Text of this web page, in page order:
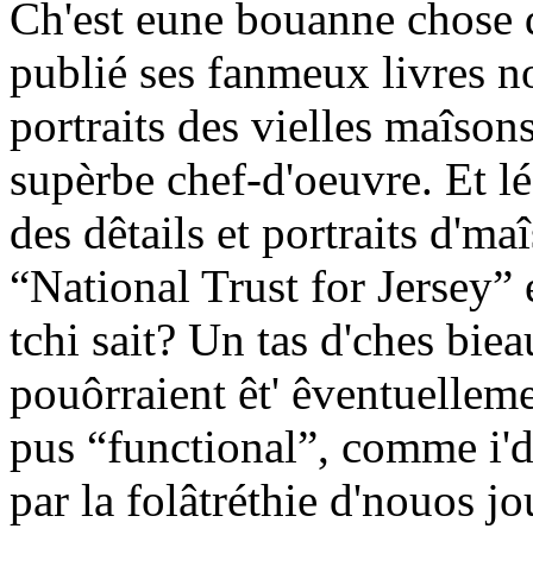
Ch'est eune bouanne
publié ses fanmeux livres
portraits des vielles
supèrbe chef-d'oeuvre. Et
des dêtails et portraits
“National Trust for
tchi sait? Un tas d'ches
pouôrraient êt'
pus “functional”, comme
par la folâtréthie d'nouos